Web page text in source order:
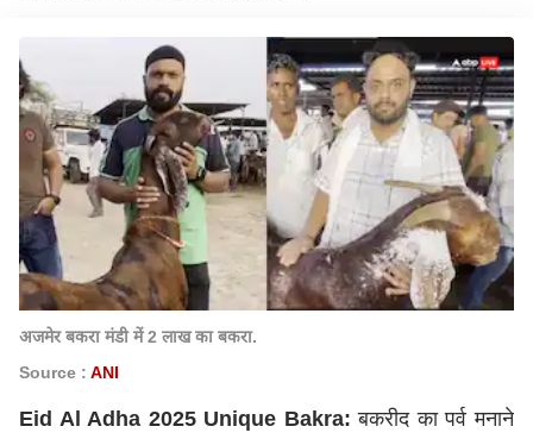
अजमेर बकरा मंडी में 2 लाख का बकरा.
Source : ANI
Eid Al Adha 2025 Unique Bakra: बकरीद का पर्व मनाने